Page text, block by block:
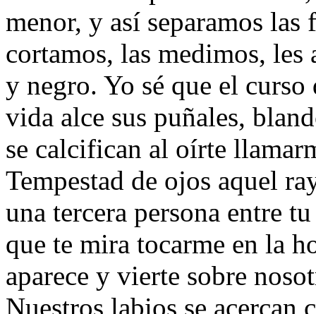
menor, y así separamos
cortamos, las medimos,
y negro. Yo sé que el
vida alce sus puñales,
se calcifican al oírte
Tempestad de ojos aquel
una tercera persona entre
que te mira tocarme en la
aparece y vierte sobre
Nuestros labios se acercan